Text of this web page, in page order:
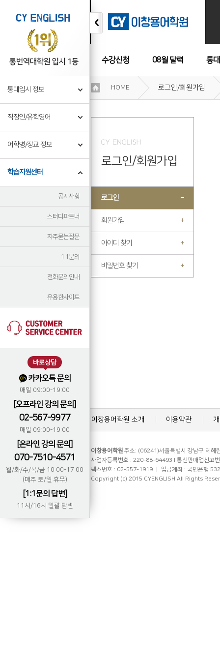
수강신청 08월 달력 통
수강후기
통대입시 정보
직장인/유학영어
어학병/장교 정보
학습지원센터
공지사항
스터디파트너
자주묻는질문
1:1문의
전화문의안내
유용한사이트
바로상담
카카오톡 문의
매일 09:00-19:00
[오프라인 강의 문의]
02-567-9977
매일 09:00-19:00
[온라인 강의 문의]
070-7510-4571
월/화/수/목/금 10:00-17:00
(매주 토/일 휴무)
[1:1문의 답변]
11시/16시 일괄 답변
기
정
HOME 로그인/회원가입
로그인/회원가입
로그인
회원가입
아이디 찾기
비밀번호 찾기
이창용어학원 소개 이용약관
이창용어학원 주소: (06241)서울특별시 강남구 테헤
사업자등록번호 : 220-88-64493 l 통신판매업신고
팩스번호 : 02-557-1919 ㅣ 입금계좌 : 국민은행
Copyright (c) 2015 CYENGLISH.All Rights